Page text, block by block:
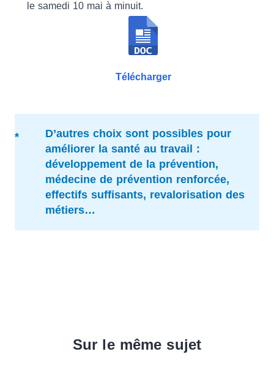
le samedi 10 mai à minuit.
Télécharger
D’autres choix sont possibles pour
améliorer la santé au travail :
développement de la prévention,
médecine de prévention renforcée,
effectifs suffisants, revalorisation des
métiers…
Sur le même sujet